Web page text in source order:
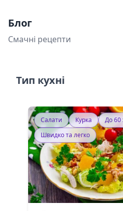
Блог
Смачні рецепти
Тип кухні
Салати Курка
До 60
Швидко та легко